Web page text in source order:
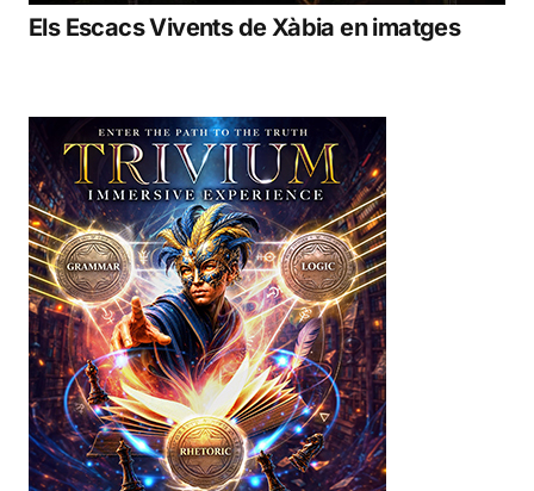
Els Escacs Vivents de Xàbia en imatges